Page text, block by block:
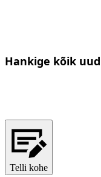
Hankige kõik
Telli kohe